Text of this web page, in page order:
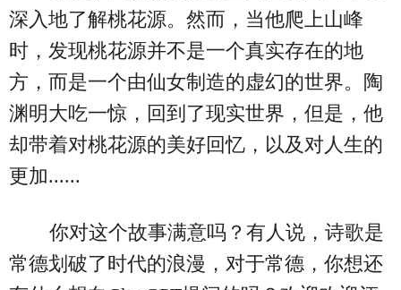
深入地了解桃花源。然而，当他爬上山峰
时，发现桃花源并不是一个真实存在的地
方，而是一个由仙女制造的虚幻的世界。陶
渊明大吃一惊，回到了现实世界，但是，他
却带着对桃花源的美好回忆，以及对人生的
更加......
你对这个故事满意吗？有人说，诗歌是
常德划破了时代的浪漫，对于常德，你想还